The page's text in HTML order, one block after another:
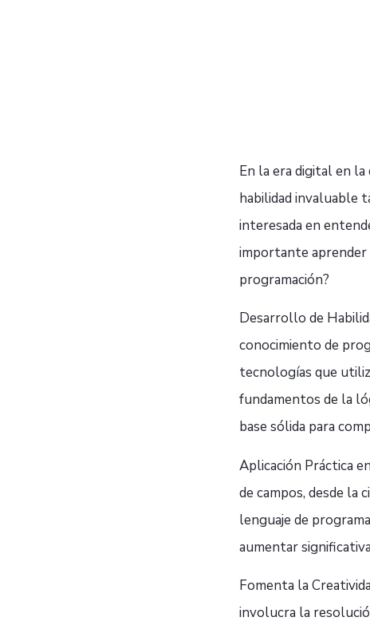
En la era digital en
habilidad invaluable
interesada en
importante aprender
programación?
Desarrollo de
conocimiento de
tecnologías que
fundamentos de la
base sólida para
Aplicación Práctica
de campos, desde la
lenguaje de
aumentar
Fomenta la
involucra la